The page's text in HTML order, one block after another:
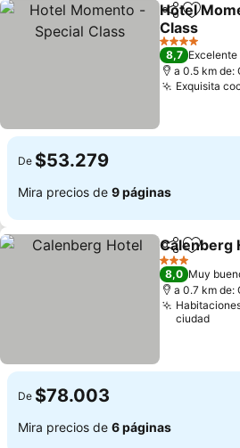
Compartir
Hotel
Class
Ver precios
4 Estrellas
8,7 Excelente
a 0.5 km de:
Exquisita
De $53.279
Mira precios de 9 páginas
Compartir
Calenberg
3 Estrellas
8,0 Muy
a 0.7 km de:
ciudad
De $78.003
Mira precios de 6 páginas